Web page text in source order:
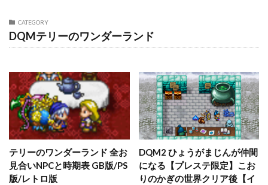
CATEGORY
DQMテリーのワンダーランド
テリーのワンダーランド 全お
見合いNPCと時期表 GB版/PS
版/レトロ版
DQM2 ひょうがまじんが仲間
になる【プレステ限定】こお
りのかぎの世界クリア後【イ